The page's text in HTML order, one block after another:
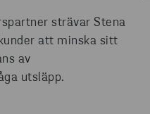
strävar Stena
att minska sitt
av
utsläpp.